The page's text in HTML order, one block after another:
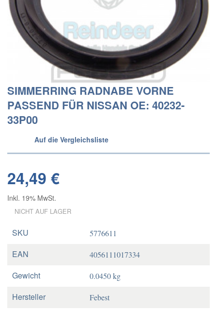
SIMMERRING RADNABE VORNE
PASSEND FÜR NISSAN OE: 40232-
33P00
Auf die Vergleichsliste
24,49 €
Inkl. 19% MwSt.
NICHT AUF LAGER
SKU 5776611
EAN 4056111017334
Gewicht 0.0450 kg
Hersteller Febest